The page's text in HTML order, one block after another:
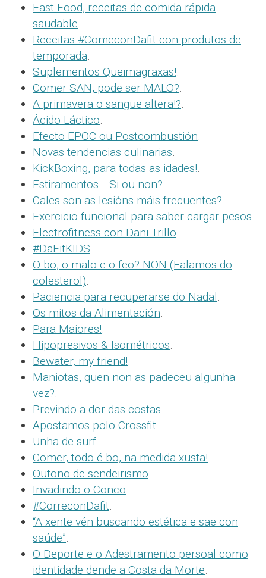
Fast Food, receitas de comida rápida
saudable.
Receitas #ComeconDafit con produtos de
temporada.
Suplementos Queimagraxas!.
Comer SAN, pode ser MALO?.
A primavera o sangue altera!?.
Ácido Láctico.
Efecto EPOC ou Postcombustión.
Novas tendencias culinarias.
KickBoxing, para todas as idades!.
Estiramentos… Si ou non?.
Cales son as lesións máis frecuentes?
Exercicio funcional para saber cargar pesos.
Electrofitness con Dani Trillo.
#DaFitKIDS.
O bo, o malo e o feo? NON (Falamos do
colesterol).
Paciencia para recuperarse do Nadal.
Os mitos da Alimentación.
Para Maiores!.
Hipopresivos & Isométricos.
Bewater, my friend!.
Maniotas, quen non as padeceu algunha
vez?.
Previndo a dor das costas.
Apostamos polo Crossfit.
Unha de surf.
Comer, todo é bo, na medida xusta!.
Outono de sendeirismo.
Invadindo o Conco.
#CorreconDafit.
“A xente vén buscando estética e sae con
saúde”.
O Deporte e o Adestramento persoal como
identidade dende a Costa da Morte.